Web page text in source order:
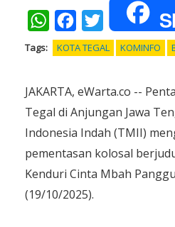
WhatsAppFacebookTwitter
Tags KOTA TEGAL KOMINFO
JAKARTA, eWarta.co --
Tegal di Anjungan Jawa
Indonesia Indah (TMII)
pementasan kolosal
Kenduri Cinta Mbah
(19/10/2025).